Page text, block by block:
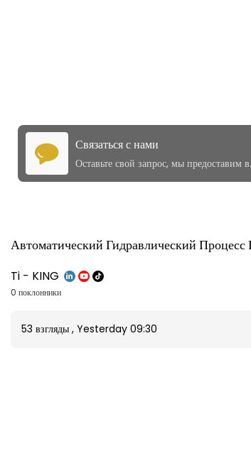
Связаться с нами
Оставьте
Автоматический Гидравлический Процесс
Ti - KING
0 поклонники
53 взгляды , Yesterday 09:30